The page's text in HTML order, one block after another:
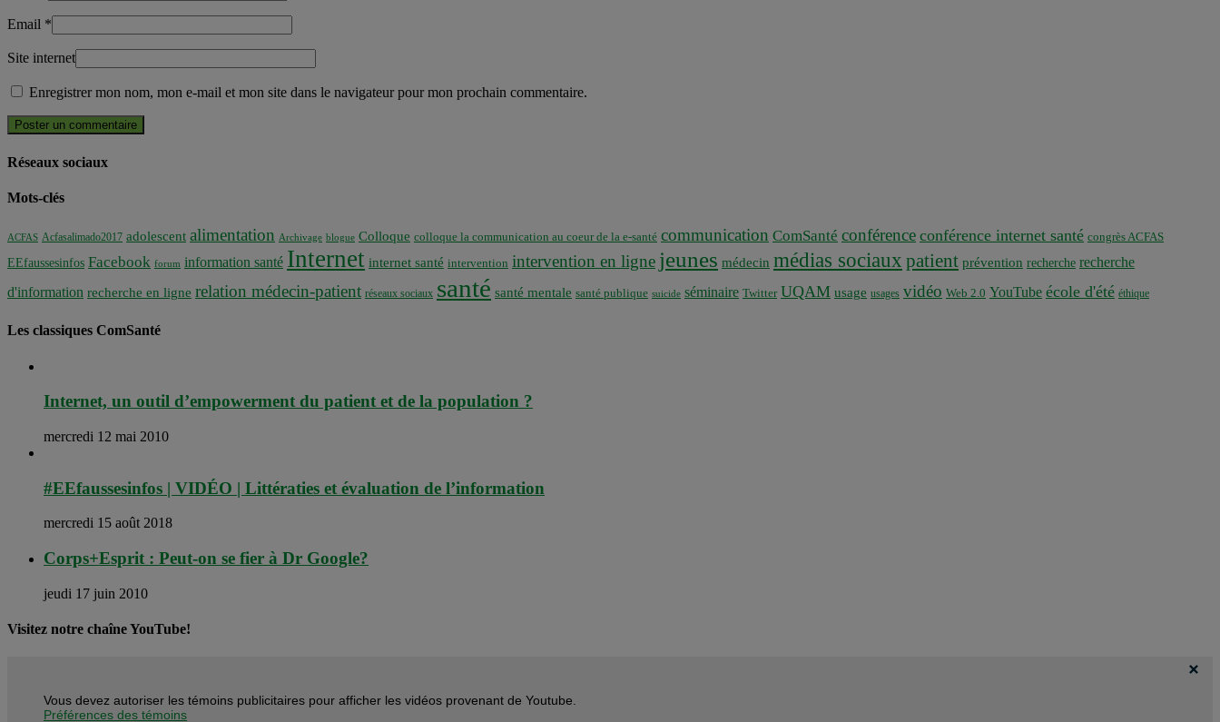
Email *
Site internet
Enregistrer mon nom, mon e-mail et mon site dans le navigateur pour mon prochain commentaire.
Réseaux sociaux
Mots-clés
ACFAS Acfasalimado2017 adolescent alimentation Archivage blogue Colloque colloque la communication au coeur de la e-santé communication ComSanté conférence conférence internet santé congrès ACFAS
EEfaussesinfos Facebook forum information santé Internet internet santé intervention intervention en ligne jeunes médecin médias sociaux patient prévention recherche recherche
d'information recherche en ligne relation médecin-patient réseaux sociaux santé santé mentale santé publique suicide séminaire Twitter UQAM usage usages vidéo Web 2.0 YouTube école d'été éthique
Les classiques ComSanté
Internet, un outil d’empowerment du patient et de la population ?
mercredi 12 mai 2010
#EEfaussesinfos | VIDÉO | Littératies et évaluation de l’information
mercredi 15 août 2018
Corps+Esprit : Peut-on se fier à Dr Google?
jeudi 17 juin 2010
Visitez notre chaîne YouTube!
Vous devez autoriser les témoins publicitaires pour afficher les vidéos provenant de Youtube.
Préférences des témoins